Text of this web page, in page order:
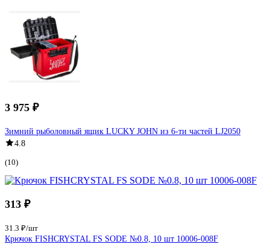
3 975 ₽
Зимний рыболовный ящик LUCKY JOHN из 6-ти частей LJ2050
4.8
(10)
313 ₽
31.3 ₽/шт
Крючок FISHCRYSTAL FS SODE №0.8, 10 шт 10006-008F